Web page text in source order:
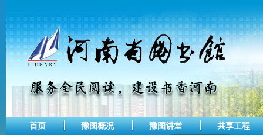
首页 豫图概况 豫图讲堂 共享工程